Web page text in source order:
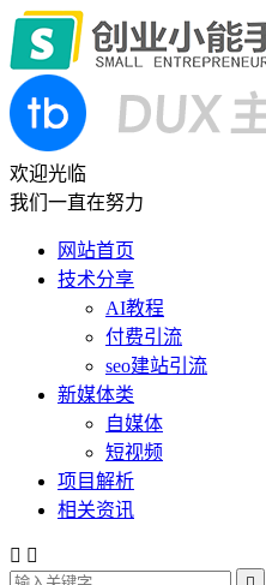
欢迎光临
我们一直在努力
网站首页
技术分享
AI教程
付费引流
seo建站引流
新媒体类
自媒体
短视频
项目解析
相关资讯
 